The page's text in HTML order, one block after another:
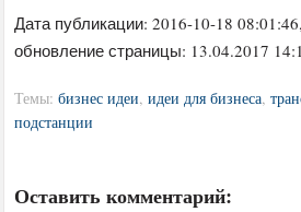
Дата публикации:2016-10-18 08:01:46
обновление страницы: 13.04.2017
Темы:бизнес идеи,идеи для бизнеса,
подстанции
Оставить комментарий: